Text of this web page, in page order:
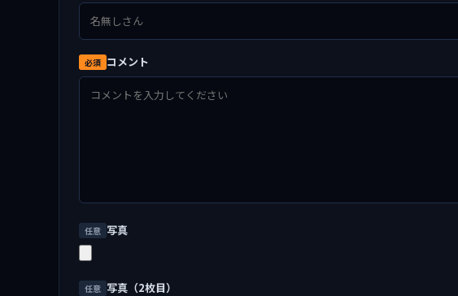
必須 コメント
任意 写真
任意 写真（2枚目）